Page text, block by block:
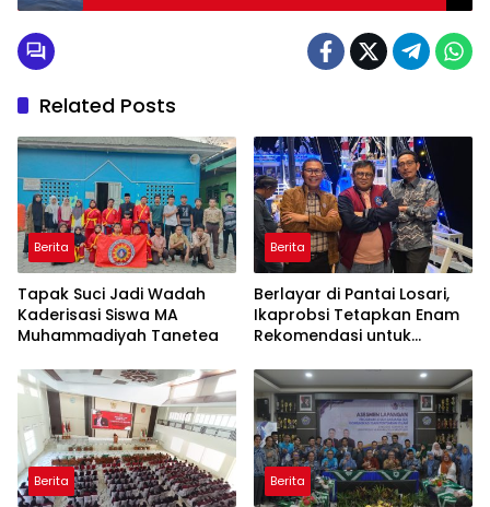
Related Posts
Berita
Tapak Suci Jadi Wadah
Kaderisasi Siswa MA
Muhammadiyah Tanetea
Berita
Berlayar di Pantai Losari,
Ikaprobsi Tetapkan Enam
Rekomendasi untuk
Berita Berita